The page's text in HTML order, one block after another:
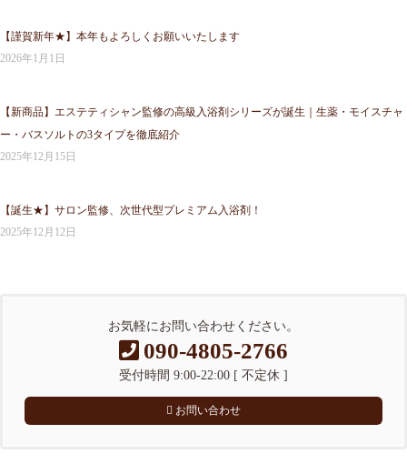
【謹賀新年★】本年もよろしくお願いいたします
2026年1月1日
【新商品】エステティシャン監修の高級入浴剤シリーズが誕生｜生薬・モイスチャ
ー・バスソルトの3タイプを徹底紹介
2025年12月15日
【誕生★】サロン監修、次世代型プレミアム入浴剤！
2025年12月12日
お気軽にお問い合わせください。
090-4805-2766
受付時間 9:00-22:00 [ 不定休 ]
お問い合わせ